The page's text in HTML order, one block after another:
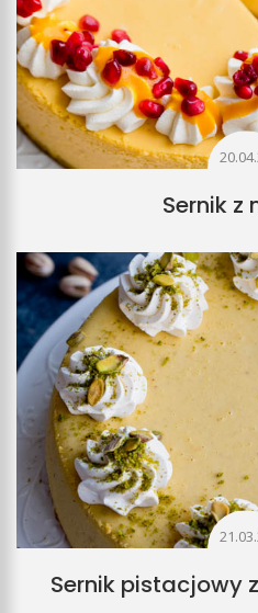
Sernik z
Sernik pistacjowy